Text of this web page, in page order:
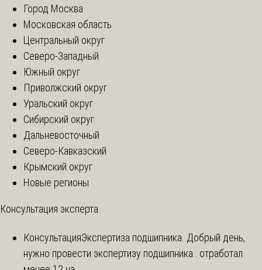
Город Москва
Московская область
Центральный округ
Северо-Западный
Южный округ
Приволжский округ
Уральский округ
Сибирский округ
Дальневосточный
Северо-Кавказский
Крымский округ
Новые регионы
Консультация эксперта
КонсультацияЭкспертиза подшипника. Добрый день,
нужно провести экспертизу подшипника : отработал